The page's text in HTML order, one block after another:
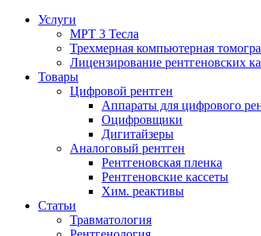
Услуги
МРТ 3 Тесла
Трехмерная компьютерная
Лицензирование рентгеновских
Товары
Цифровой рентген
Аппараты для цифрового
Оцифровщики
Дигитайзеры
Аналоговый рентген
Рентгеновская пленка
Рентгеновские кассеты
Хим. реактивы
Статьи
Травматология